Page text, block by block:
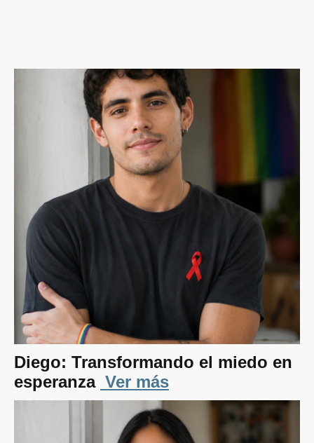
Diego: Transformando el miedo en
esperanza Ver más